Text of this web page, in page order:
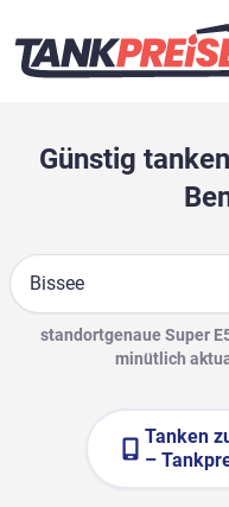
Günstig
Suche
standortgenaue Super
minütlich
Tanken
–